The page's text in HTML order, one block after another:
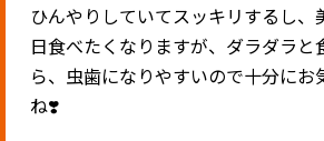
ひんやりしていてスッキリするし、
日食べたくなりますが、ダラダラと
ら、虫歯になりやすいので十分にお
ね❣️